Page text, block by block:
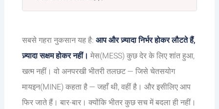
सबसे गहरा नुकसान यह है: आप और ज़्यादा निर्भर होकर लौटते हैं,
ज़्यादा सक्षम होकर नहीं। मेस(MESS) कुछ देर के लिए शांत हुआ,
खत्म नहीं। वो अनपरखी भीतरी तलछट — जिसे चेतसयोग
मायइन(MINE) कहता है — जहाँ थी, वहीं है। और इसीलिए आप
फिर जाते हैं। बार-बार। क्योंकि भीतर कुछ सच में बदला ही नहीं।